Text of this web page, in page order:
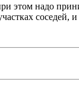
этом надо
соседей,